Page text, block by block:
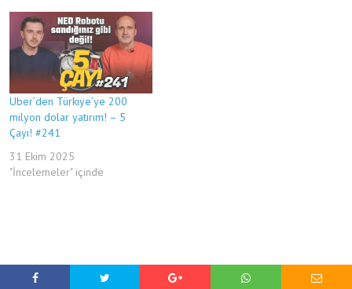
Uber’den Türkiye’ye 200
milyon dolar yatırım! – 5
Çayı! #241
31 Ekim 2025
"İncelemeler" içinde